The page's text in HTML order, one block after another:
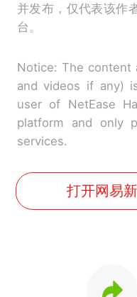
并发布，仅代表该作
台。
Notice: The content
and videos if any)
user of NetEase
platform and only
services.
打开网易